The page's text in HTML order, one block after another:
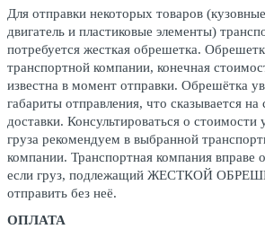
Для отправки некоторых товаров
двигатель и пластиковые элементы)
потребуется жесткая обрешетка.
транспортной компании, конечная
известна в момент отправки. Обрешётка
габариты отправления, что сказывается на
доставки. Консультироваться о стоимости
груза рекомендуем в выбранной
компании. Транспортная компания вправе
если груз, подлежащий ЖЕСТКОЙ
отправить без неё.
ОПЛАТА